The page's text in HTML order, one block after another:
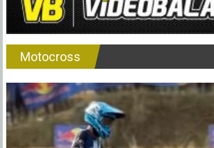
Motocross